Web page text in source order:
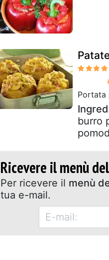
Portata
burro
Ricevere il menù
Per ricevere il menù
tua e-mail.